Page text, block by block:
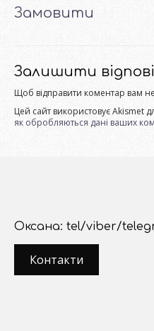
Замовити
Залишити
Щоб відправити коментар вам
Цей сайт використовує Akismet
як обробляються дані ваших
Оксана: tel/viber/
Контакти